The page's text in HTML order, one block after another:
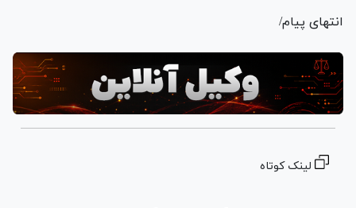
انتهای پیام/
لینک کوتاه